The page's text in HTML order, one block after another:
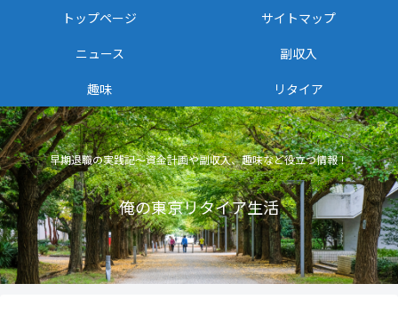
早期退職の実践記〜資金計画や副収入、趣味など役立つ情報！
俺の東京リタイア生活
トップページ
サイトマップ
ニュース
副収入
趣味
リタイア